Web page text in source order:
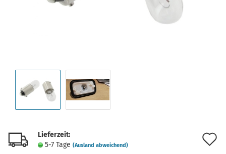
Lieferzeit:
5-7 Tage (Ausland abweichend)